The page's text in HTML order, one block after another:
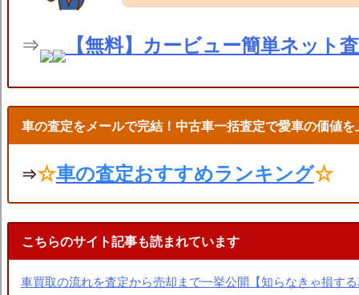
⇒ 【無料】カービュー簡単ネット
車の査定をメールで完結！中古車一括査定で愛車の価値
⇒☆車の査定おすすめランキング☆
こちらのサイト記事も読まれています
車買取の流れを査定から売却まで一挙公開【知らなきゃ損す